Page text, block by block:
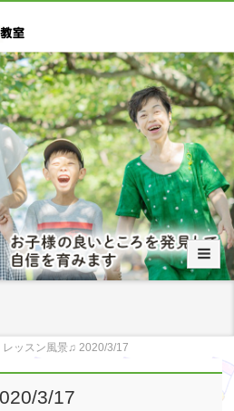
レッスン風景♫ 2020/3/17
3/17